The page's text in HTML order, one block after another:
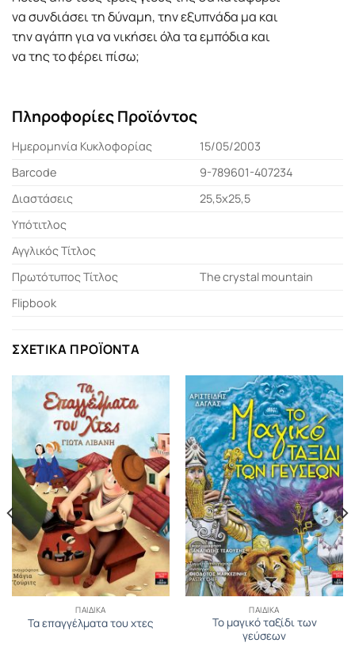
να συνδιάσει τη δύναμη, την εξυπνάδα μα και
την αγάπη για να νικήσει όλα τα εμπόδια και
να της το φέρει πίσω;
Πληροφορίες Προϊόντος
Ημερομηνία Κυκλοφορίας
15/05/2003
Barcode
9-789601-407234
Διαστάσεις
25,5x25,5
Υπότιτλος
Αγγλικός Τίτλος
Πρωτότυπος Τίτλος
The crystal mountain
Flipbook
ΣΧΕΤΙΚΆ ΠΡΟΪΌΝΤΑ
ΠΑΙΔΙΚΆ
Τα επαγγέλματα του χτες
ΠΑΙΔΙΚΆ
Το μαγικό ταξίδι των
γεύσεων